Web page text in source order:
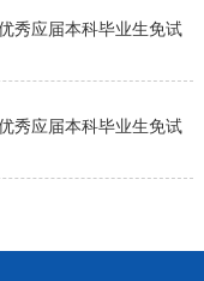
秀应届本科毕业生免试
秀应届本科毕业生免试